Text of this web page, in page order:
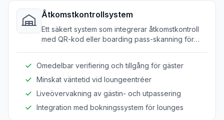
Åtkomstkontrollsystem
Ett säkert system som integrerar åtkomstkontroll
med QR-kod eller boarding pass-skanning för
Omedelbar verifiering och tillgång för gäster
Minskat väntetid vid loungeentréer
Liveövervakning av gästin- och utpassering
Integration med bokningssystem för lounges